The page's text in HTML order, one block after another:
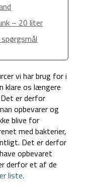
– 20 liter
vi har brug for i
klare os længere
er derfor
opbevarer og
blive for
med bakterier,
Det er derfor
opbevaret
derfor et af de
liste.